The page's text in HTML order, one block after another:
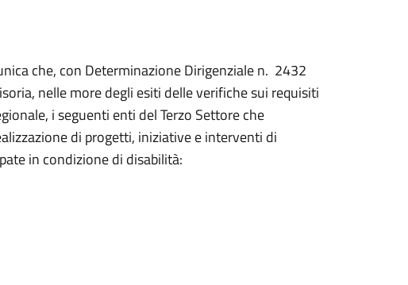
che, con Determinazione Dirigenziale n. 2432
nelle more degli esiti delle verifiche sui requisiti
i seguenti enti del Terzo Settore che
di progetti, iniziative e interventi di
in condizione di disabilità: